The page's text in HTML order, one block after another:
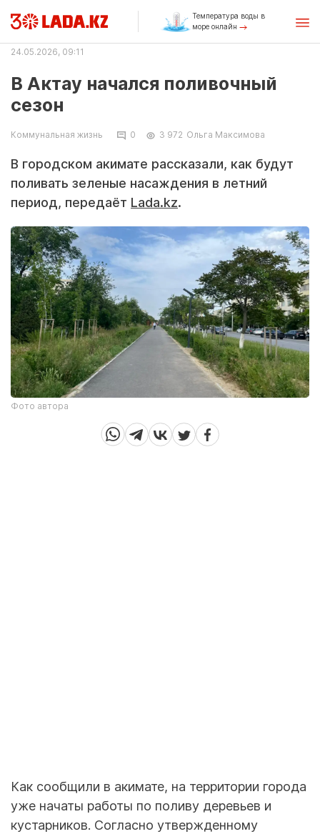
Температура воды в
море онлайн
24.05.2026, 09:11
В Актау начался поливочный
сезон
Коммунальная жизнь 0 3 972 Ольга Максимова
В городском акимате рассказали, как будут
поливать зеленые насаждения в летний
период, передаёт Lada.kz.
Фото автора
Как сообщили в акимате, на территории города
уже начаты работы по поливу деревьев и
кустарников. Согласно утвержденному